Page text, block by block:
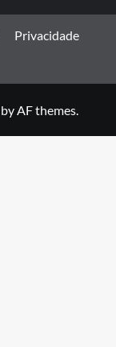
Privacidade
by AF themes.